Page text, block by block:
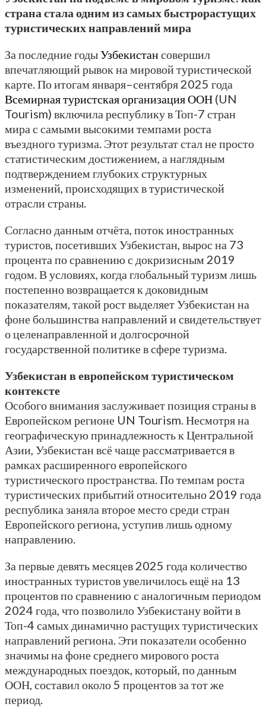
страна стала одним из самых быстрорастущих
туристических направлений мира
За последние годыУзбекистансовершил
впечатляющий рывок на мировой туристической
карте. По итогам января–сентября 2025 года
Всемирная туристская организация ООН (UN
Tourism) включила республику в Топ-7 стран
мира с самыми высокими темпами роста
въездного туризма. Этот результат стал не просто
статистическим достижением, а наглядным
подтверждением глубоких структурных
изменений, происходящих в туристической
отрасли страны.
Согласно данным отчёта, поток иностранных
туристов, посетивших Узбекистан, вырос на 73
процента по сравнению с докризисным 2019
годом. В условиях, когда глобальный туризм лишь
постепенно возвращается к доковидным
показателям, такой рост выделяет Узбекистан на
фоне большинства направлений и свидетельствует
о целенаправленной и долгосрочной
государственной политике в сфере туризма.
Узбекистан в европейском туристическом
контексте
Особого внимания заслуживает позиция страны в
Европейском регионе UN Tourism. Несмотря на
географическую принадлежность к Центральной
Азии, Узбекистан всё чаще рассматривается в
рамках расширенного европейского
туристического пространства. По темпам роста
туристических прибытий относительно 2019 года
республика заняла второе место среди стран
Европейского региона, уступив лишь одному
направлению.
За первые девять месяцев 2025 года количество
иностранных туристов увеличилось ещё на 13
процентов по сравнению с аналогичным периодом
2024 года, что позволило Узбекистану войти в
Топ-4 самых динамично растущих туристических
направлений региона. Эти показатели особенно
значимы на фоне среднего мирового роста
международных поездок, который, по данным
ООН, составил около 5 процентов за тот же
период.